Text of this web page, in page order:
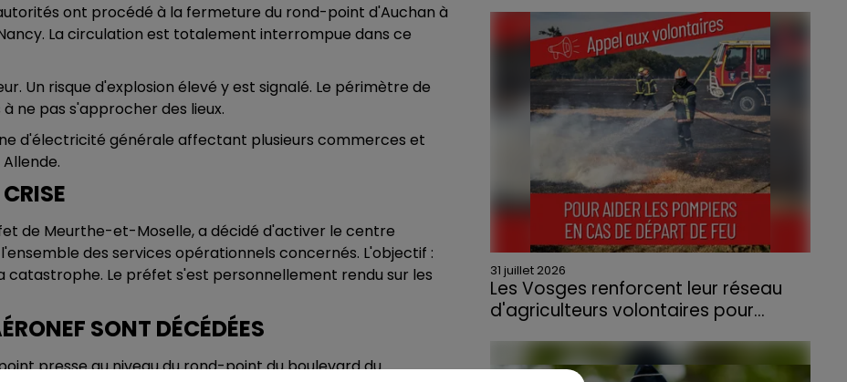
ont procédé à la fermeture du rond-point d'Auchan à
La circulation est totalement interrompue dans ce
Un risque d'explosion élevé y est signalé. Le périmètre de
ne pas s'approcher des lieux.
d'électricité générale affectant plusieurs commerces et
de Meurthe-et-Moselle, a décidé d'activer le centre
des services opérationnels concernés. L'objectif :
catastrophe. Le préfet s'est personnellement rendu sur les
SONT DÉCÉDÉES
presse au niveau du rond-point du boulevard du
au quartier résidentiel, avait détruit deux
habitations et contraint à l'évacuation d'une
centaine de personnes.
31 juillet 2026
Les Vosges renforcent leur réseau
d'agriculteurs volontaires pour...
départs de feu, la Chambre d'agriculture
des Vosges a lancé un appel aux